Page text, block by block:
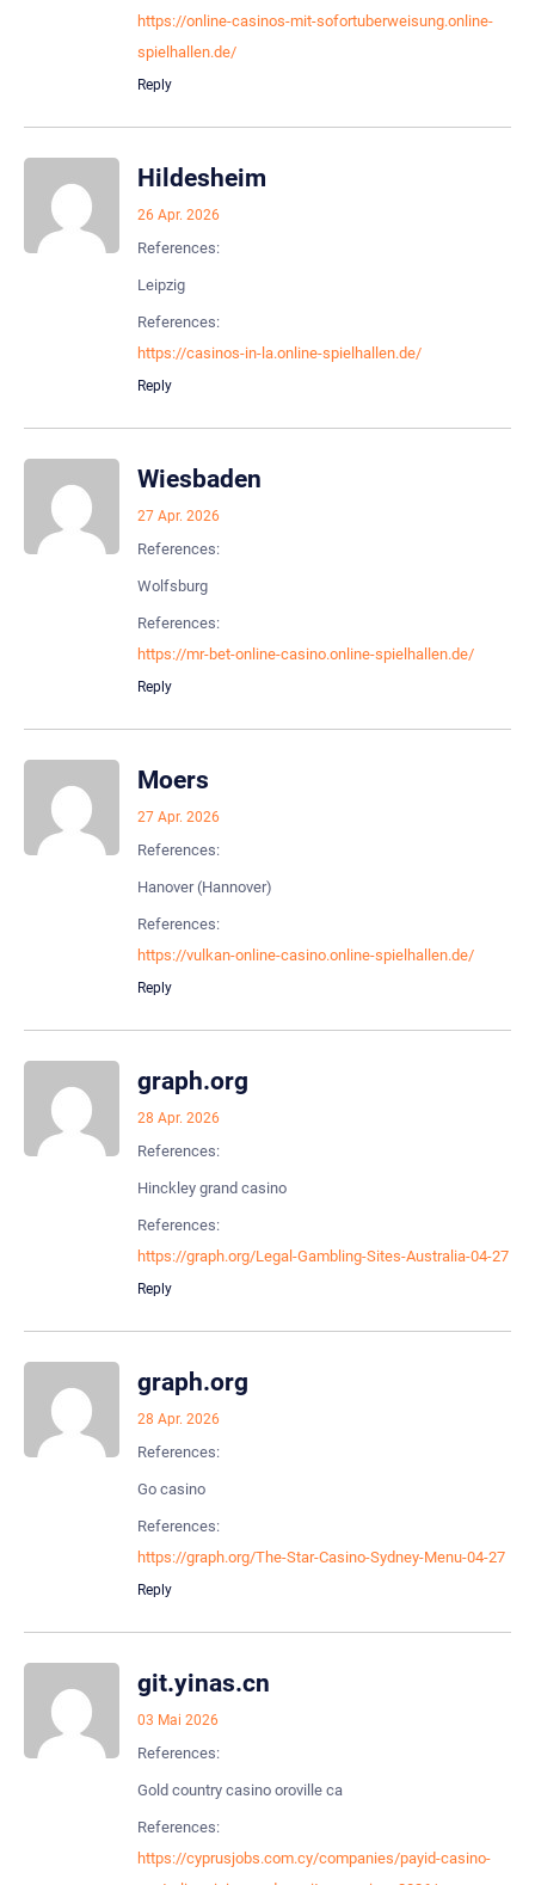
https://online-casinos-mit-sofortuberweisung.online-
spielhallen.de/
Reply
Hildesheim
26 Apr. 2026
References:
Leipzig
References:
https://casinos-in-la.online-spielhallen.de/
Reply
Wiesbaden
27 Apr. 2026
References:
Wolfsburg
References:
https://mr-bet-online-casino.online-spielhallen.de/
Reply
Moers
27 Apr. 2026
References:
Hanover (Hannover)
References:
https://vulkan-online-casino.online-spielhallen.de/
Reply
graph.org
28 Apr. 2026
References:
Hinckley grand casino
References:
https://graph.org/Legal-Gambling-Sites-Australia-04-27
Reply
graph.org
28 Apr. 2026
References:
Go casino
References:
https://graph.org/The-Star-Casino-Sydney-Menu-04-27
Reply
git.yinas.cn
03 Mai 2026
References:
Gold country casino oroville ca
References:
https://cyprusjobs.com.cy/companies/payid-casino-